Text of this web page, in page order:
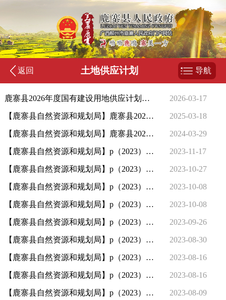
返回 土地供应计划 导航
鹿寨县2026年度国有建设用地供应计划暂无更新 2026-03-17
【鹿寨县自然资源和规划局】鹿寨县2025年度国有建设用地供应计划 2025-03-18
【鹿寨县自然资源和规划局】鹿寨县2024年度国有建设用地供应计划 2024-03-29
【鹿寨县自然资源和规划局】p（2023）24号土地出让结果表 2023-11-17
【鹿寨县自然资源和规划局】p（2023）25号土地出让结果表 2023-10-27
【鹿寨县自然资源和规划局】p（2023）22号土地出让结果表 2023-10-08
【鹿寨县自然资源和规划局】p（2023）23号土地出让结果表 2023-10-08
【鹿寨县自然资源和规划局】p（2023）21号土地出让结果表 2023-09-26
【鹿寨县自然资源和规划局】p（2023）20号土地出让结果表 2023-08-30
【鹿寨县自然资源和规划局】p（2023）18号土地出让结果表 2023-08-16
【鹿寨县自然资源和规划局】p（2023）19号土地出让结果表 2023-08-16
【鹿寨县自然资源和规划局】p（2023）17号土地出让结果表 2023-08-09